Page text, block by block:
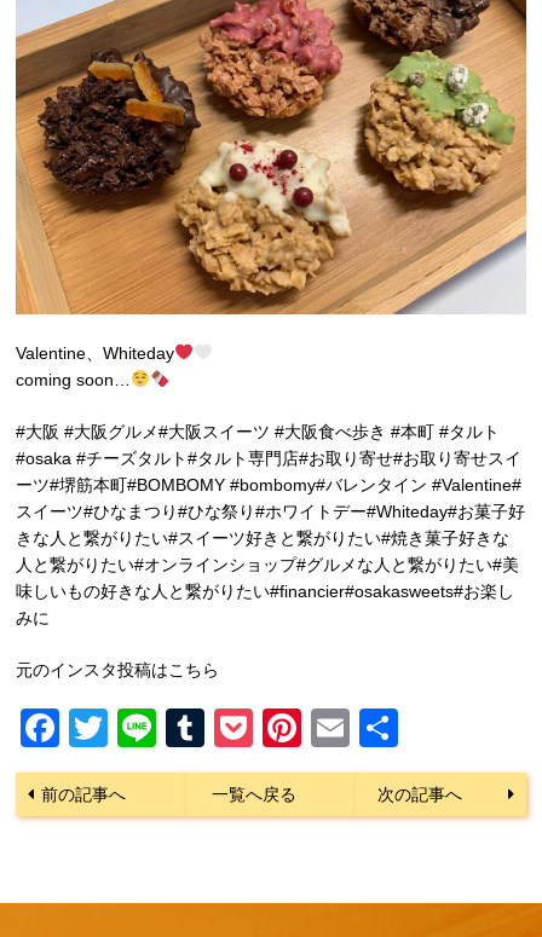
Valentine、Whiteday
coming soon…
#大阪 #大阪グルメ#大阪スイーツ #大阪食べ歩き #本町 #タルト
#osaka #チーズタルト#タルト専門店#お取り寄せ#お取り寄せスイ
ーツ#堺筋本町#BOMBOMY #bombomy#バレンタイン #Valentine#
スイーツ#ひなまつり#ひな祭り#ホワイトデー#Whiteday#お菓子好
きな人と繋がりたい#スイーツ好きと繋がりたい#焼き菓子好きな
人と繋がりたい#オンラインショップ#グルメな人と繋がりたい#美
味しいもの好きな人と繋がりたい#financier#osakasweets#お楽し
みに
元のインスタ投稿はこちら
Facebook
Twitter
LineTumblr
Pocket
Pinterest
Email
有
前の記事へ 一覧へ戻る 次の記事へ